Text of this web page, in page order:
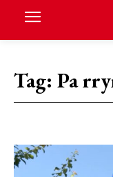
Tag: Pa